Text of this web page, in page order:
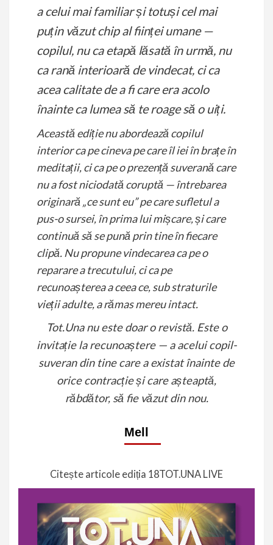
a celui mai familiar și totuși cel mai
puțin văzut chip al ființei umane —
copilul, nu ca etapă lăsată în urmă, nu
ca rană interioară de vindecat, ci ca
acea calitate de a fi care era acolo
înainte ca lumea să te roage să o uiți.
Această ediție nu abordează copilul
interior ca pe cineva pe care îl iei în brațe în
meditații, ci ca pe o prezență suverană care
nu a fost niciodată coruptă — întrebarea
originară „ce sunt eu” pe care sufletul a
pus-o sursei, în prima lui mișcare, și care
continuă să se pună prin tine în fiecare
clipă. Nu propune vindecarea ca pe o
reparare a trecutului, ci ca pe
recunoașterea a ceea ce, sub straturile
vieții adulte, a rămas mereu intact.
Tot.Una nu este doar o revistă. Este o
invitație la recunoaștere — a acelui copil-
suveran din tine care a existat înainte de
orice contracție și care așteaptă,
răbdător, să fie văzut din nou.
Mell
Citește articole ediția 18TOT.UNA LIVE